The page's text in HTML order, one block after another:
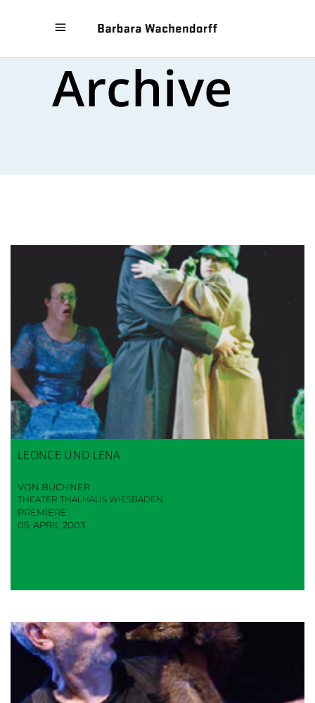
Archive
LEONCE UND LENA
VON BÜCHNER
THEATER THALHAUS WIESBADEN
PREMIERE
05. APRIL 2003